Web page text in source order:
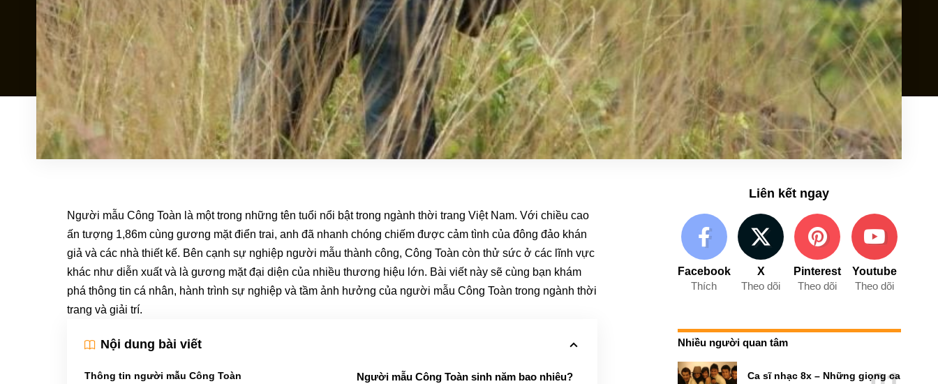
Người mẫu Công Toàn là một trong những tên tuổi nổi bật trong ngành thời trang Việt Nam. Với chiều cao
ấn tượng 1,86m cùng gương mặt điển trai, anh đã nhanh chóng chiếm được cảm tình của đông đảo khán
giả và các nhà thiết kế. Bên cạnh sự nghiệp người mẫu thành công, Công Toàn còn thử sức ở các lĩnh vực
khác như diễn xuất và là gương mặt đại diện của nhiều thương hiệu lớn. Bài viết này sẽ cùng bạn khám
phá thông tin cá nhân, hành trình sự nghiệp và tầm ảnh hưởng của người mẫu Công Toàn trong ngành thời
trang và giải trí.
Nội dung bài viết
Thông tin người mẫu Công Toàn Người mẫu Công Toàn sinh năm bao nhiêu?
Liên kết ngay
Facebook
Thích
X
Theo dõi
Pinterest
Theo dõi
Youtube
Theo dõi
Nhiều người quan tâm
Ca sĩ nhạc 8x – Những giọng ca